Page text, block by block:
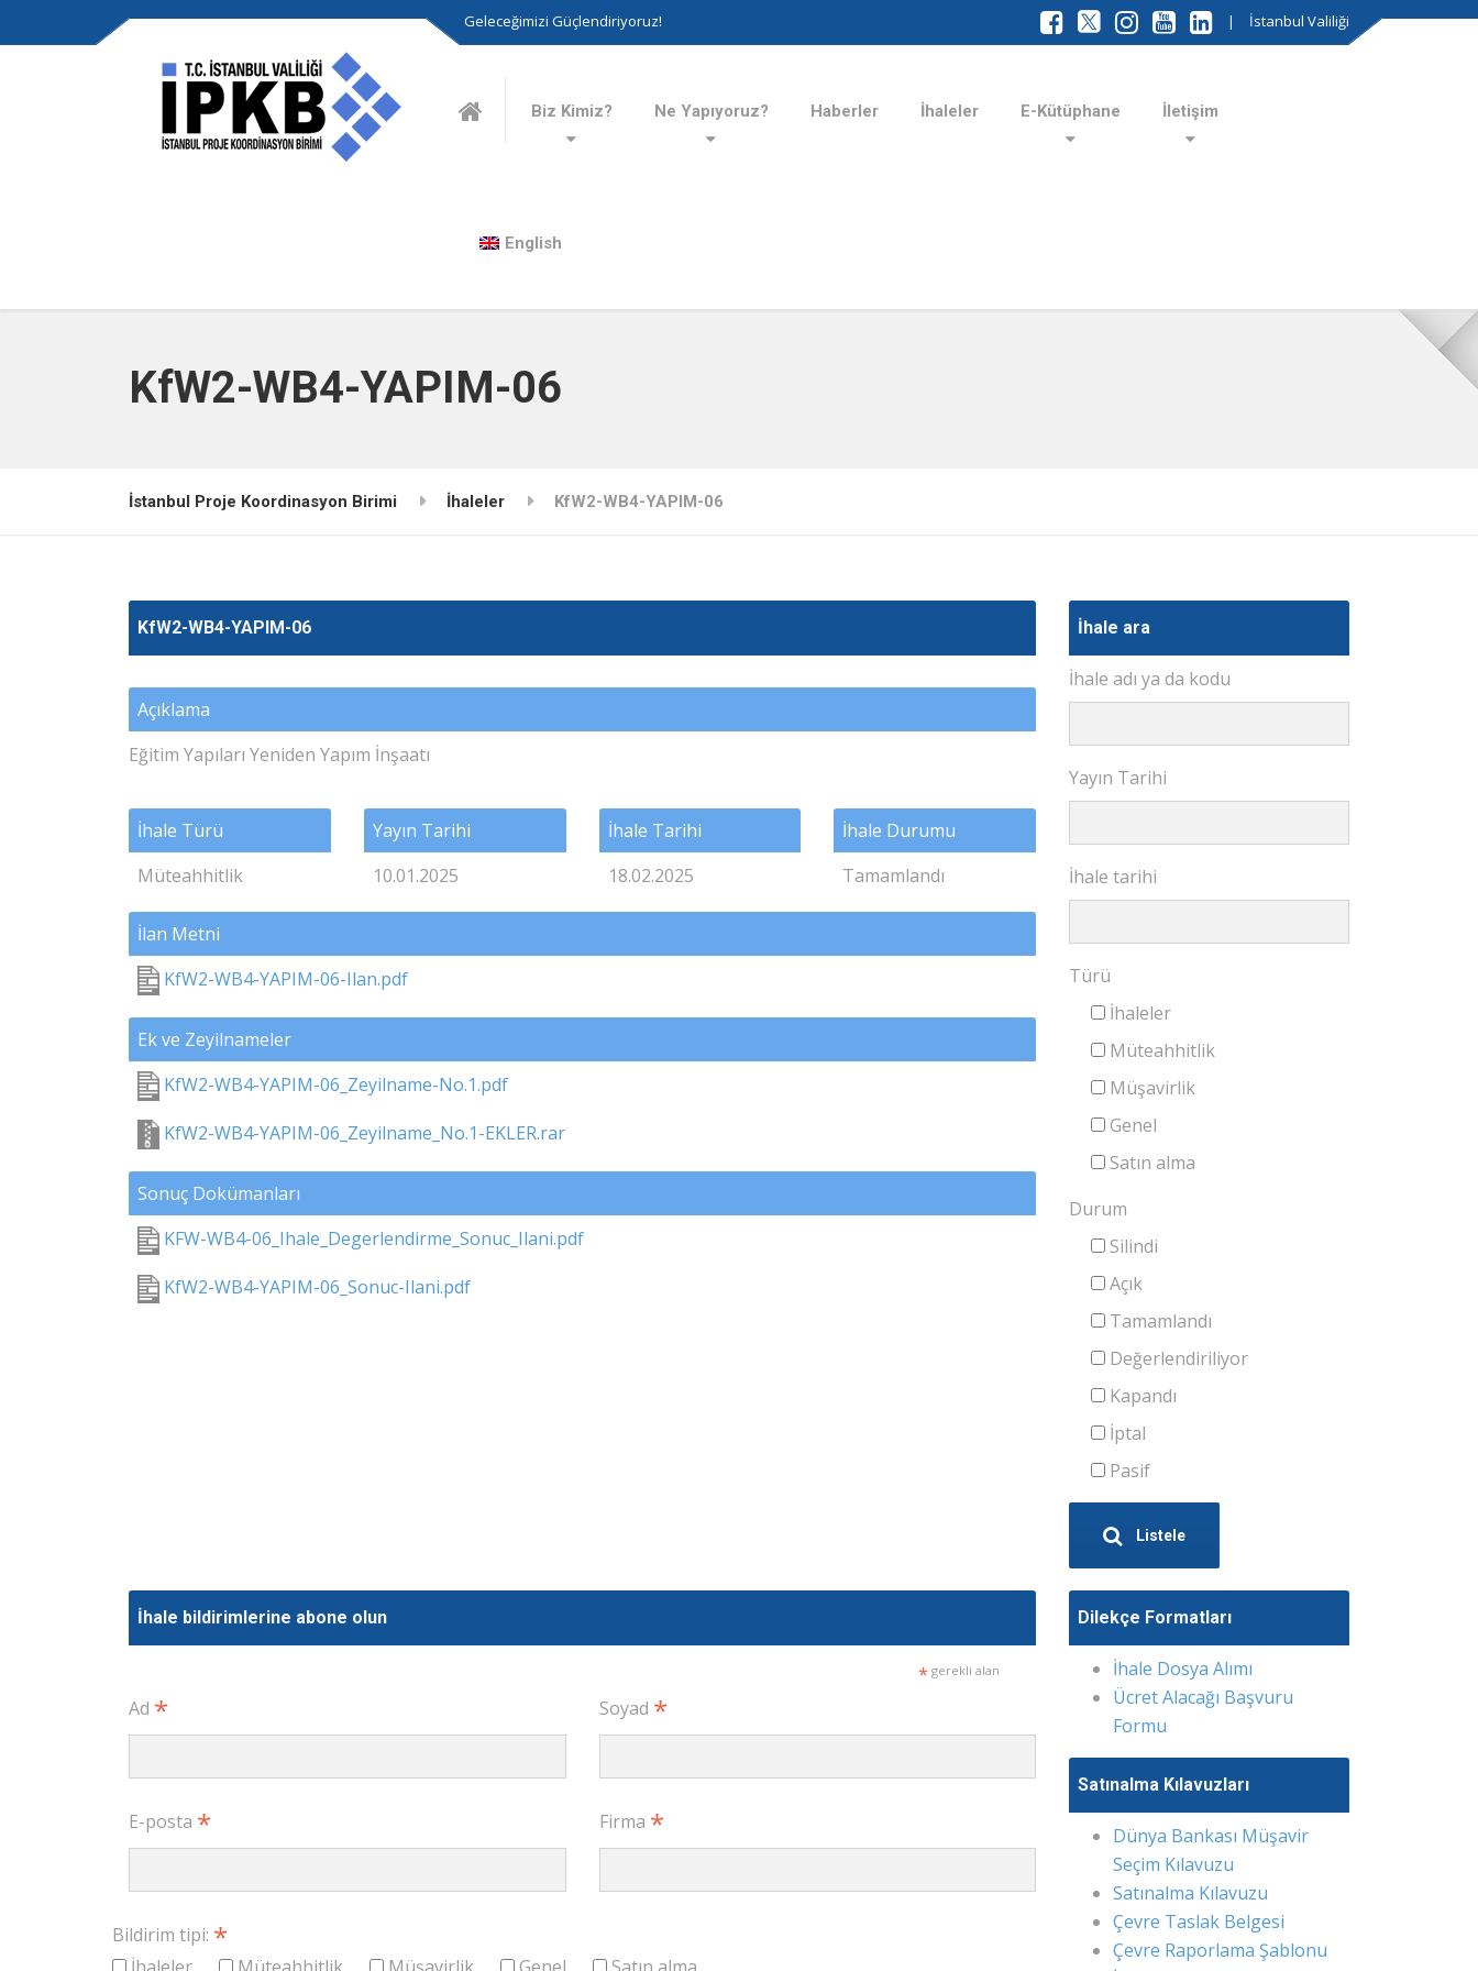
Geleceğimizi Güçlendiriyoruz! | İstanbul Valiliği
Biz Kimiz? Ne Yapıyoruz? Haberler İhaleler E-Kütüphane İletişim
English
KfW2-WB4-YAPIM-06
İstanbul Proje Koordinasyon Birimi İhaleler KfW2-WB4-YAPIM-06
KfW2-WB4-YAPIM-06
Açıklama
Eğitim Yapıları Yeniden Yapım İnşaatı
İhale Türü
Müteahhitlik
Yayın Tarihi
10.01.2025
İhale Tarihi
18.02.2025
İhale Durumu
Tamamlandı
İlan Metni
KfW2-WB4-YAPIM-06-Ilan.pdf
Ek ve Zeyilnameler
KfW2-WB4-YAPIM-06_Zeyilname-No.1.pdf
KfW2-WB4-YAPIM-06_Zeyilname_No.1-EKLER.rar
Sonuç Dokümanları
KFW-WB4-06_Ihale_Degerlendirme_Sonuc_Ilani.pdf
KfW2-WB4-YAPIM-06_Sonuc-Ilani.pdf
İhale ara
İhale adı ya da kodu
Yayın Tarihi
İhale tarihi
Türü
İhaleler
Müteahhitlik
Müşavirlik
Genel
Satın alma
Durum
Silindi
Açık
Tamamlandı
Değerlendiriliyor
Kapandı
İptal
Pasif
Listele
İhale bildirimlerine abone olun
* gerekli alan
Ad * Soyad *
E-posta * Firma *
Bildirim tipi: *
Dilekçe Formatları
İhale Dosya Alımı
Ücret Alacağı Başvuru
Formu
Satınalma Kılavuzları
Dünya Bankası Müşavir
Seçim Kılavuzu
Satınalma Kılavuzu
Çevre Taslak Belgesi
Çevre Raporlama Şablonu